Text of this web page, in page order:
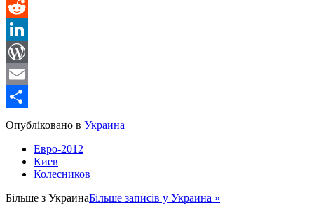
Message
Reddit
LinkedIn
WordPress
Email
Share
Опубліковано в Украина
Евро-2012
Киев
Колесников
Більше з УкраинаБільше записів у Украина »